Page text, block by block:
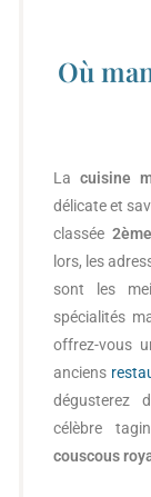
Où
La cuisine
délicate et
classée
lors, les
sont les
spécialités
offrez-vous
anciens
dégusterez
célèbre
couscous